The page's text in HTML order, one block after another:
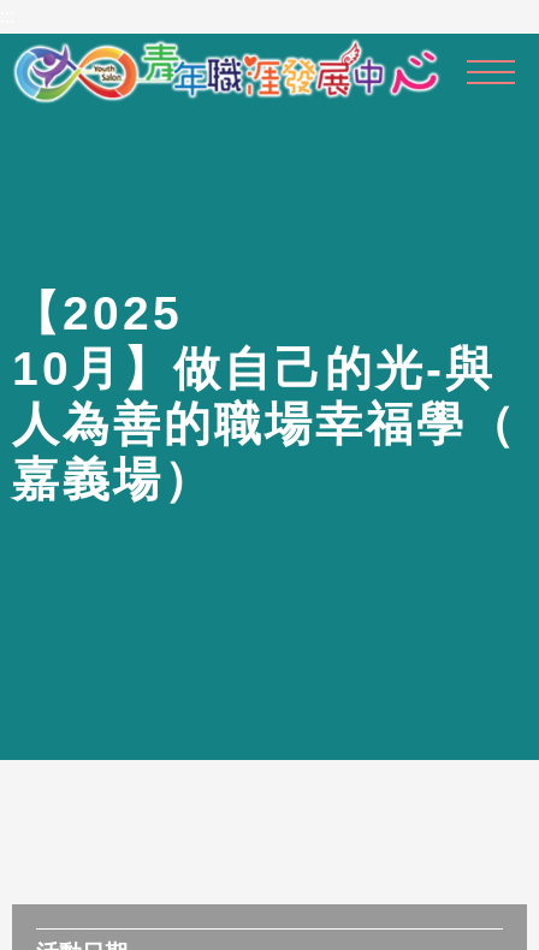
主
要
【 2025
10 月 】做自 己的光-與
人為善的職場幸福學 （
嘉義場）